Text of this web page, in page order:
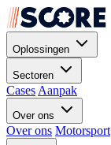
Oplossingen
Sectoren
Cases Aanpak
Over ons
Over ons Motorsport